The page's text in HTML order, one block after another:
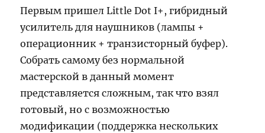
Первым пришел Little Dot I+, гибридный
усилитель для наушников (лампы +
операционник + транзисторный буфер).
Собрать самому без нормальной
мастерской в данный момент
представляется сложным, так что взял
готовый, но с возможностью
модификации (поддержка нескольких